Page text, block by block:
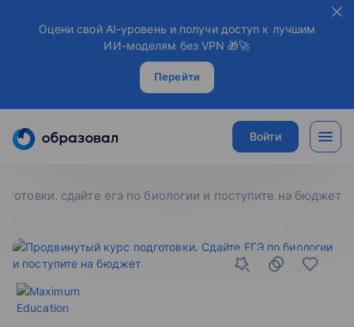
Оцени свой AI-уровень и получи доступ к лучшим
ИИ-моделям без VPN 🎁🚀
Перейти
Войти
сдайте егэ по биологии и поступите на бюджет